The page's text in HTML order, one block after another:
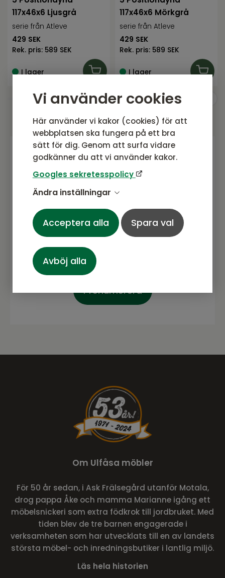
Vi använder cookies
Här använder vi kakor (cookies) för att
webbplatsen ska fungera på ett bra
sätt för dig. Genom att surfa vidare
godkänner du att vi använder kakor.
Googles sekretesspolicy
Ändra inställningar
Acceptera alla Spara val
Avböj alla
117x46x6 Ljusgrå
serie från Atleve
429 SEK
Rek. pris: 589 SEK
I lager
117x46x6 Mörkgrå
serie från Atleve
429 SEK
Rek. pris: 589 SEK
I lager
Prenumerera gärna på vårt nyhetsbrev.
Här kommer vi dela senaste nytt om
spännande.
Prenumerera
Om Ulfåsa möbler
För 50 år sedan, i Ask Frälsegård utanför Motala,
drog pappa Åke och mamma Marianne igång ett
möbelsnickeri som extra födkrok till jordbruket. Med
tiden blev de tre barnen engagerade i
verksamheten som har utvecklats till en av landets
största möbel- och inredningsbutiker i lantlig miljö.
Läs hela historien